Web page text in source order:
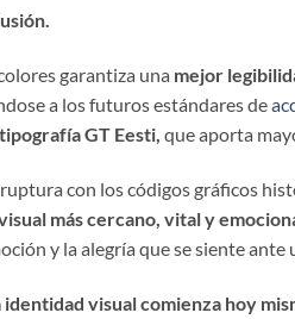
garantiza una mejor
a los futuros estándares de
tipografía GT Eesti, que aporta
con los códigos gráficos
más cercano, vital y
y la alegría que se siente ante
identidad visual comienza hoy